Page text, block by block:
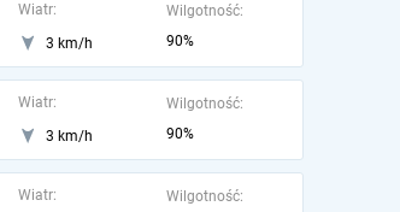
Wiatr:
3 km/h
Wilgotność:
90%
Wiatr:
3 km/h
Wilgotność:
90%
Wiatr:
Wilgotność: